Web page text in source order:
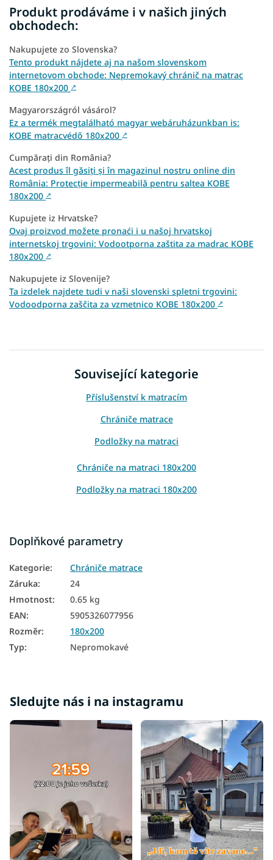
Produkt prodáváme i v našich jiných
obchodech:
Nakupujete zo Slovenska?
Tento produkt nájdete aj na našom slovenskom
internetovom obchode: Nepremokavý chránič na matrac
KOBE 180x200 ↗
Magyarországról vásárol?
Ez a termék megtalálható magyar webáruházunkban is:
KOBE matracvédő 180x200 ↗
Cumpărați din România?
Acest produs îl găsiți și în magazinul nostru online din
România: Protecție impermeabilă pentru saltea KOBE
180x200 ↗
Kupujete iz Hrvatske?
Ovaj proizvod možete pronaći i u našoj hrvatskoj
internetskoj trgovini: Vodootporna zaštita za madrac KOBE
180x200 ↗
Nakupujete iz Slovenije?
Ta izdelek najdete tudi v naši slovenski spletni trgovini:
Vodoodporna zaščita za vzmetnico KOBE 180x200 ↗
Související kategorie
Příslušenství k matracím
Chrániče matrace
Podložky na matraci
Chrániče na matraci 180x200
Podložky na matraci 180x200
Doplňkové parametry
Kategorie:
Chrániče matrace
Záruka:
24
Hmotnost:
0.65 kg
EAN:
5905326077956
Rozměr:
180x200
Typ: Nepromokavé
Sledujte nás i na instagramu